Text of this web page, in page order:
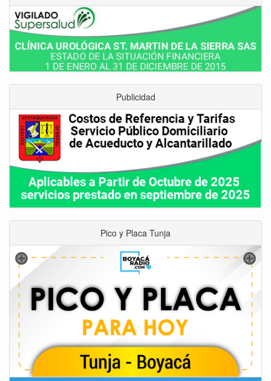
Publicidad
Pico y Placa Tunja